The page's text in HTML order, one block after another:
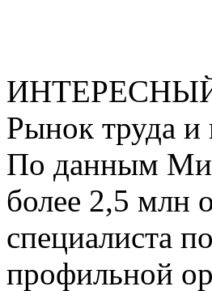
Рынок труда и
По данным
более 2,5 млн
специалиста
профильной